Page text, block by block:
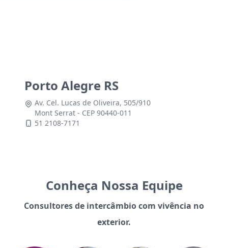
Porto Alegre RS
Av. Cel. Lucas de Oliveira, 505/910
Mont Serrat - CEP 90440-011
51 2108-7171
Conheça Nossa Equipe
Consultores de intercâmbio com vivência no
exterior.